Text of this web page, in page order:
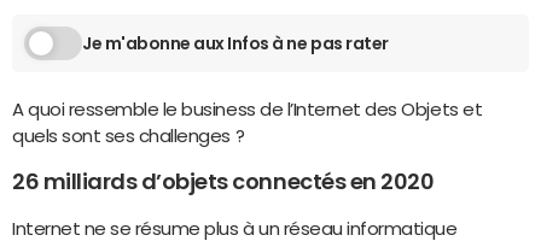
Je m'abonne aux Infos à ne pas rater
A quoi ressemble le business de l’Internet des Objets et
quels sont ses challenges ?
26 milliards d’objets connectés en 2020
Internet ne se résume plus à un réseau informatique